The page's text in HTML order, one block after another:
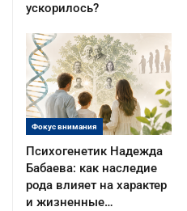
ускорилось?
Фокус внимания
Психогенетик Надежда
Бабаева: как наследие
рода влияет на характер
и жизненные…